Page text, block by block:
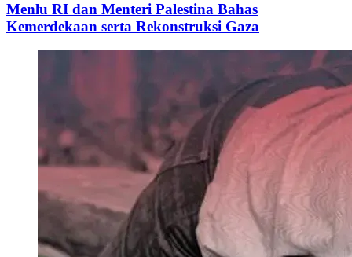
Menlu RI dan Menteri Palestina Bahas
Kemerdekaan serta Rekonstruksi Gaza